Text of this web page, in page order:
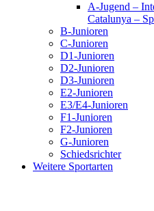
A-Jugend –
Catalunya –
B-Junioren
C-Junioren
D1-Junioren
D2-Junioren
D3-Junioren
E2-Junioren
E3/E4-Junioren
F1-Junioren
F2-Junioren
G-Junioren
Schiedsrichter
Weitere Sportarten